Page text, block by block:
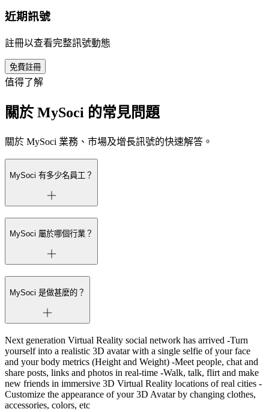
近期訊號
註冊以查看完整訊號動態
免費註冊
值得了解
關於 MySoci 的常見問題
關於 MySoci 業務、市場及增長訊號的快速解答。
MySoci 有多少名員工？
MySoci 屬於哪個行業？
MySoci 是做甚麼的？
Next generation Virtual Reality social network has arrived -Turn
yourself into a realistic 3D avatar with a single selfie of your face
and your body metrics (Height and Weight) -Meet people, chat and
share posts, links and photos in real-time -Walk, talk, flirt and make
new friends in immersive 3D Virtual Reality locations of real cities -
Customize the appearance of your 3D Avatar by changing clothes,
accessories, colors, etc